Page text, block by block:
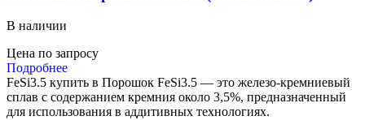
В наличии
Цена по запросу
Подробнее
FeSi3.5 купить в Порошок FeSi3.5 — это железо-кремниевый
сплав с содержанием кремния около 3,5%, предназначенный
для использования в аддитивных технологиях.